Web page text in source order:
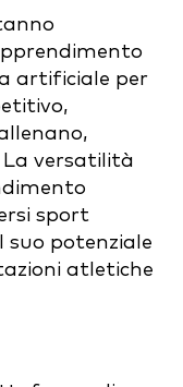
artificiale per
La versatilità
sport
suo potenziale
atletiche